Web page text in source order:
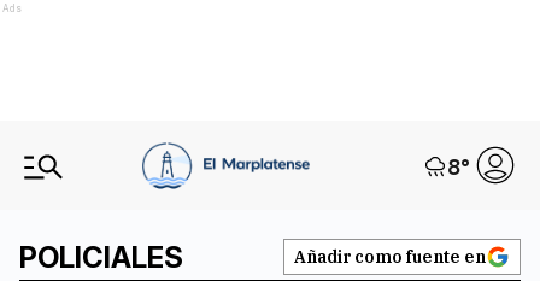
Ads
8°
POLICIALES Añadir como fuente en